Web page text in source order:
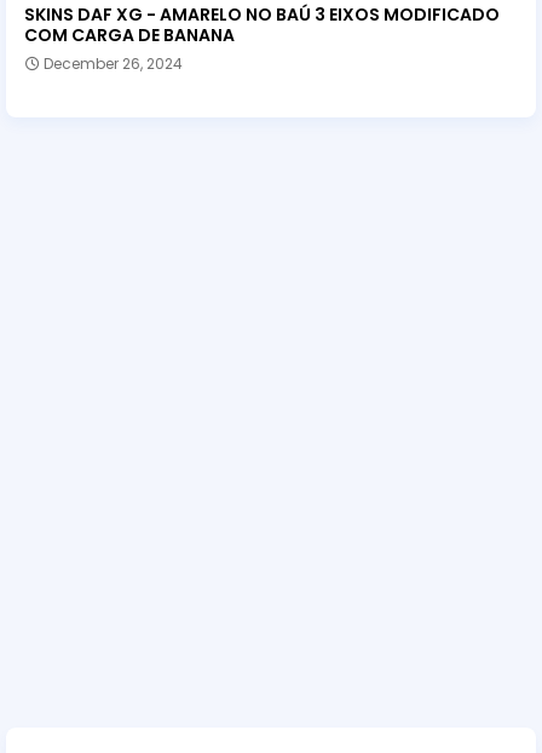
SKINS DAF XG - AMARELO NO BAÚ 3 EIXOS MODIFICADO
COM CARGA DE BANANA
December 26, 2024